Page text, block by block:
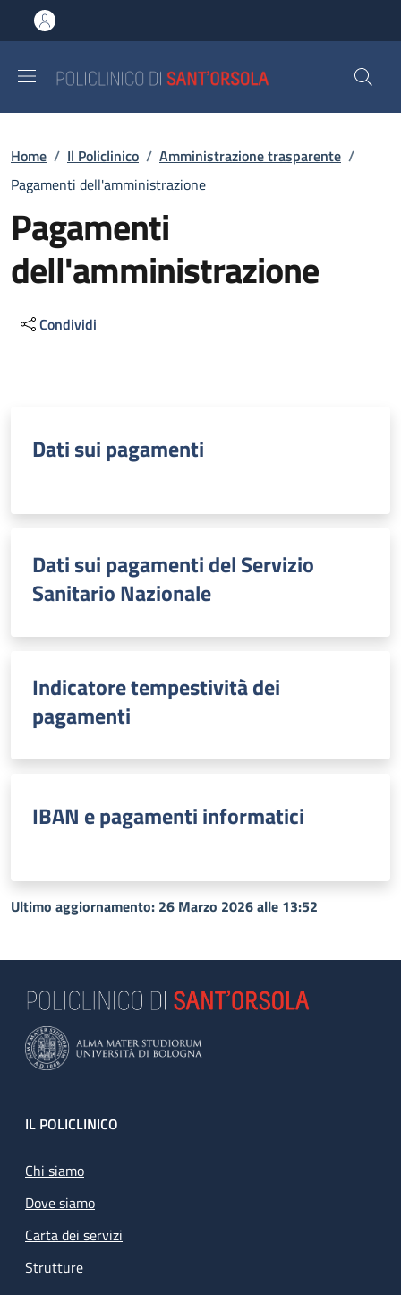
al contenuto principale
to footer content
Briciole di pane
Home / Il Policlinico / Amministrazione trasparente /
Pagamenti dell'amministrazione
Pagamenti
dell'amministrazione
Condividi
Dati sui pagamenti
Dati sui pagamenti del Servizio
Sanitario Nazionale
Indicatore tempestività dei
pagamenti
IBAN e pagamenti informatici
Ultimo aggiornamento: 26 Marzo 2026 alle 13:52
Footer
IL POLICLINICO
Chi siamo
Dove siamo
Carta dei servizi
Strutture